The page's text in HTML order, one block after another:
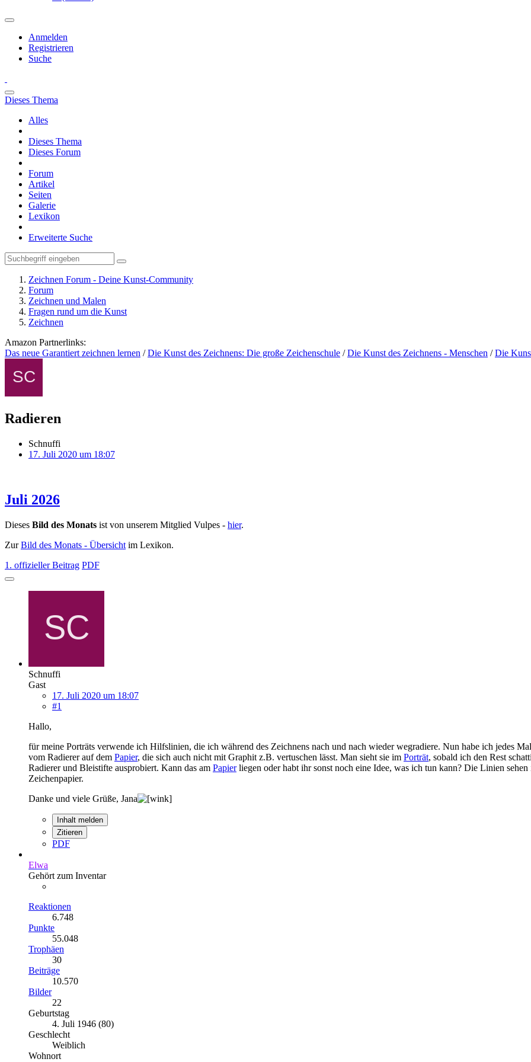
Anmelden
Registrieren
Suche
Dieses Thema
Alles
Dieses Thema
Dieses Forum
Forum
Artikel
Seiten
Galerie
Lexikon
Erweiterte Suche
Zeichnen Forum - Deine Kunst-Community
Forum
Zeichnen und Malen
Fragen rund um die Kunst
Zeichnen
Amazon Partnerlinks:
Das neue Garantiert zeichnen lernen /Die Kunst des Zeichnens: Die große Zeichenschule /Die Kunst des Zeichnens - Menschen /Die
Radieren
Schnuffi
17. Juli 2020 um 18:07
Juli 2026
Dieses Bild des Monats ist von unserem Mitglied Vulpes - hier.
ZurBild des Monats - Übersicht im Lexikon.
1. offizieller Beitrag PDF
Schnuffi
Gast
17. Juli 2020 um 18:07
#1
Hallo,
für meine Porträts verwende ich Hilfslinien, die ich während des Zeichnens nach und nach wieder wegradiere. Nun habe ich jedes
vom Radierer auf dem Papier, die sich auch nicht mit Graphit z.B. vertuschen lässt. Man sieht sie im Porträt, sobald ich den Rest
Radierer und Bleistifte ausprobiert. Kann das am Papierliegen oder habt ihr sonst noch eine Idee, was ich tun kann? Die Linien
Zeichenpapier.
Danke und viele Grüße, Jana
Inhalt melden
Zitieren
PDF
Elwa
Gehört zum Inventar
Reaktionen
6.748
Punkte
55.048
Trophäen
30
Beiträge
10.570
Bilder
22
Geburtstag
4. Juli 1946 (80)
Geschlecht
Weiblich
Wohnort